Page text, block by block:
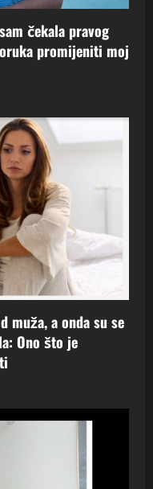
čekala pravog
promijeniti moj
muža, a onda su se
Ono što je